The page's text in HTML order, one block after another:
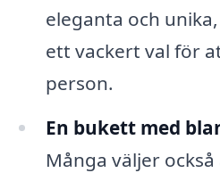
eleganta och
ett vackert val för
person.
En bukett med
Många väljer